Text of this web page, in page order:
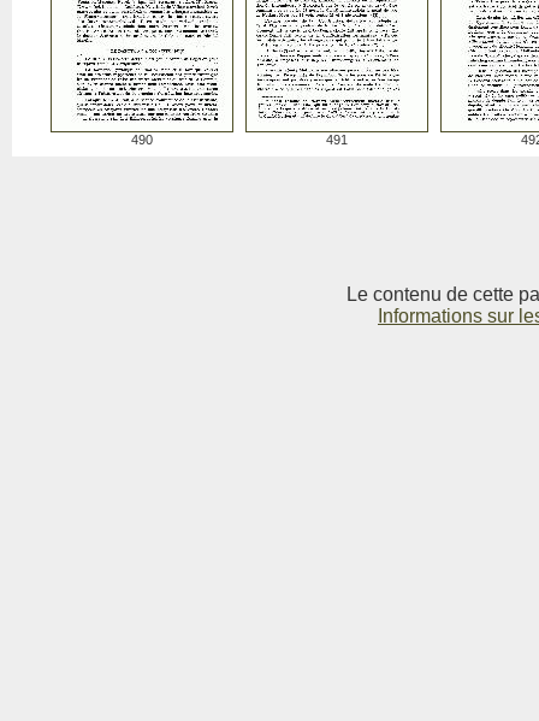
490 491
Le contenu de cette
Informations sur